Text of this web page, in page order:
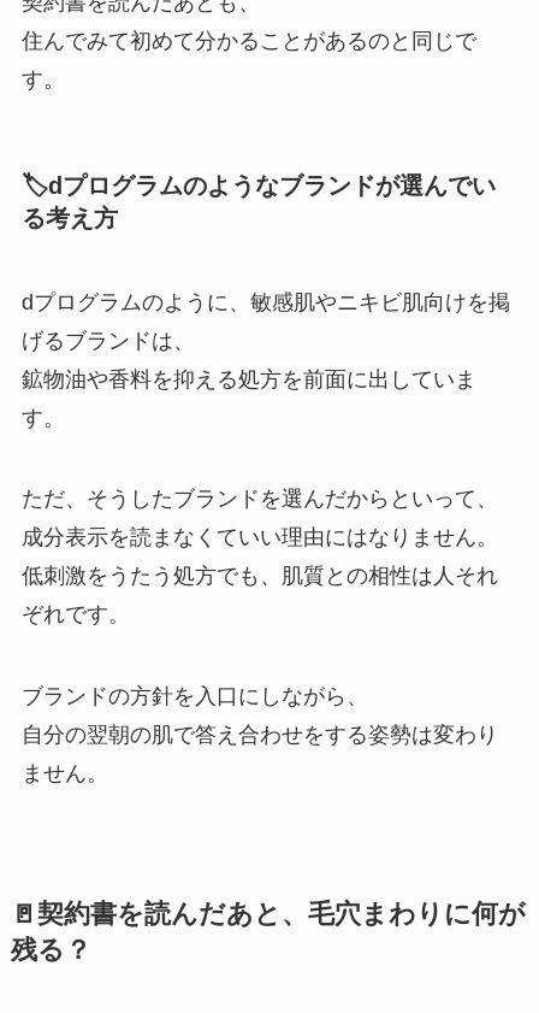
住んでみて初めて分かることがあるのと同じで
す。
🏷️dプログラムのようなブランドが選んでい
る考え方
dプログラムのように、敏感肌やニキビ肌向けを掲
げるブランドは、
鉱物油や香料を抑える処方を前面に出していま
す。
ただ、そうしたブランドを選んだからといって、
成分表示を読まなくていい理由にはなりません。
低刺激をうたう処方でも、肌質との相性は人それ
ぞれです。
ブランドの方針を入口にしながら、
自分の翌朝の肌で答え合わせをする姿勢は変わり
ません。
🚪契約書を読んだあと、毛穴まわりに何が
残る？